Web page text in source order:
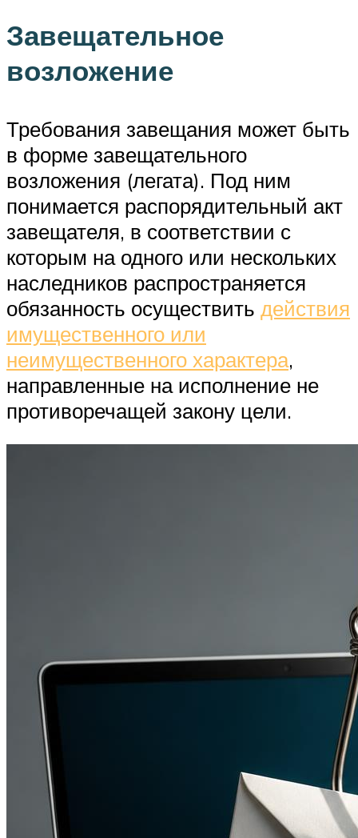
Завещательное
возложение
Требования завещания может быть
в форме завещательного
возложения (легата). Под ним
понимается распорядительный акт
завещателя, в соответствии с
которым на одного или нескольких
наследников распространяется
обязанность осуществить действия
имущественного или
неимущественного характера,
направленные на исполнение не
противоречащей закону цели.